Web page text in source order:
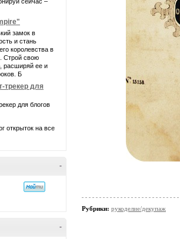
замок в
и стань
королевства в
Строй свою
расширяй ее и
Б
трекер для
для блогов
открыток на все
-
-
Рубрики: рукоделие/декупаж